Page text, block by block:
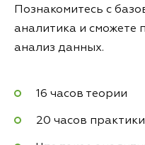
Познакомитесь с
аналитика и сможете
анализ данных.
16 часов теории
20 часов практики